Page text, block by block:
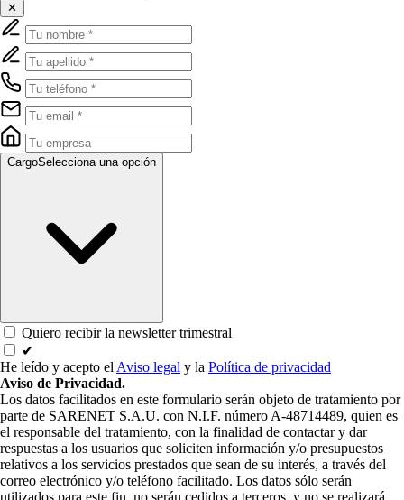
✕
CargoSelecciona una opción
Quiero recibir la newsletter trimestral
✔
He leído y acepto el Aviso legal y la Política de privacidad
Aviso de Privacidad.
Los datos facilitados en este formulario serán objeto de tratamiento por
parte de SARENET S.A.U. con N.I.F. número A-48714489, quien es
el responsable del tratamiento, con la finalidad de contactar y dar
respuestas a los usuarios que soliciten información y/o presupuestos
relativos a los servicios prestados que sean de su interés, a través del
correo electrónico y/o teléfono facilitado. Los datos sólo serán
utilizados para este fin, no serán cedidos a terceros, y no se realizará